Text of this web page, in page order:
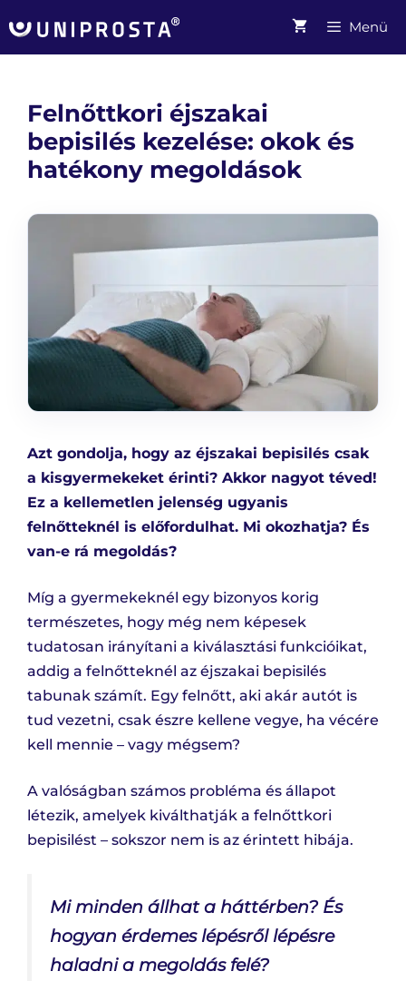
tartalomba
Menü
Felnőttkori éjszakai
bepisilés kezelése: okok és
hatékony megoldások
Azt gondolja, hogy az éjszakai bepisilés csak
a kisgyermekeket érinti? Akkor nagyot téved!
Ez a kellemetlen jelenség ugyanis
felnőtteknél is előfordulhat. Mi okozhatja? És
van-e rá megoldás?
Míg a gyermekeknél egy bizonyos korig
természetes, hogy még nem képesek
tudatosan irányítani a kiválasztási funkcióikat,
addig a felnőtteknél az éjszakai bepisilés
tabunak számít. Egy felnőtt, aki akár autót is
tud vezetni, csak észre kellene vegye, ha vécére
kell mennie – vagy mégsem?
A valóságban számos probléma és állapot
létezik, amelyek kiválthatják a felnőttkori
bepisilést – sokszor nem is az érintett hibája.
Mi minden állhat a háttérben? És
hogyan érdemes lépésről lépésre
haladni a megoldás felé?